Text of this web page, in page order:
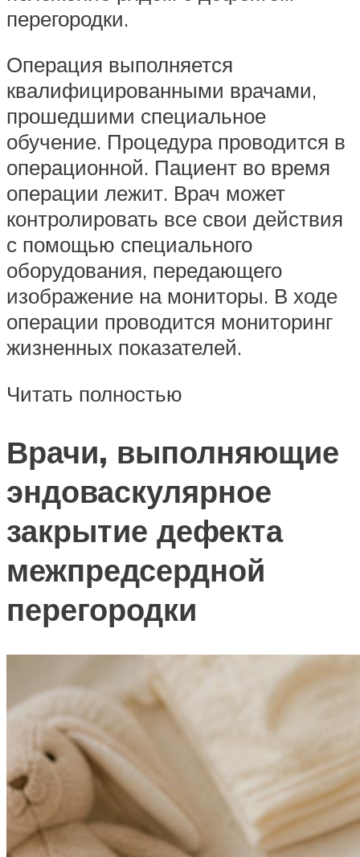
перегородки.
Операция выполняется
квалифицированными врачами,
прошедшими специальное
обучение. Процедура проводится в
операционной. Пациент во время
операции лежит. Врач может
контролировать все свои действия
с помощью специального
оборудования, передающего
изображение на мониторы. В ходе
операции проводится мониторинг
жизненных показателей.
Читать полностью
Врачи, выполняющие
эндоваскулярное
закрытие дефекта
межпредсердной
перегородки